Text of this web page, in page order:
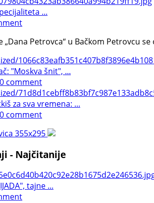
...
„Dana Petrovca“ u Bačkom Petrovcu
"Moskva šnit", ...
0 comment
za sva vremena: ...
0 comment
- Najčitanije
tajne ...